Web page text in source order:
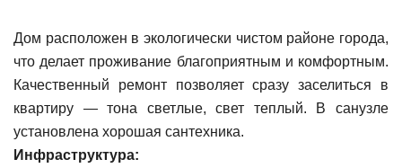
Дом расположен в экологически чистом районе города,
что делает проживание благоприятным и комфортным.
Качественный ремонт позволяет сразу заселиться в
квартиру — тона светлые, свет теплый. В санузле
установлена хорошая сантехника.
Инфраструктура: